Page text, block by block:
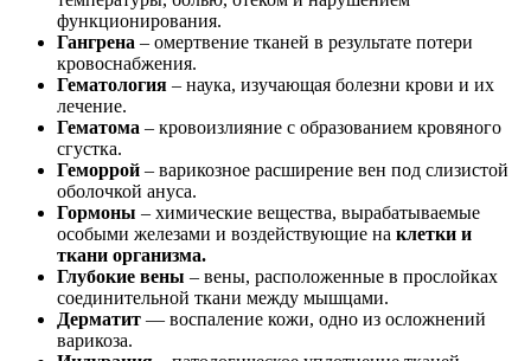
функционирования.
Гангрена – омертвение тканей в результате потери
кровоснабжения.
Гематология – наука, изучающая болезни крови и их
лечение.
Гематома – кровоизлияние с образованием кровяного
сгустка.
Геморрой – варикозное расширение вен под слизистой
оболочкой ануса.
Гормоны – химические вещества, вырабатываемые
особыми железами и воздействующие на клетки и
ткани организма.
Глубокие вены – вены, расположенные в прослойках
соединительной ткани между мышцами.
Дерматит — воспаление кожи, одно из осложнений
варикоза.